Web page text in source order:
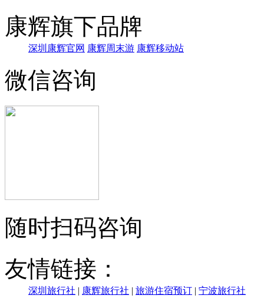
康辉旗下品牌
深圳康辉官网 康辉周末游 康辉移动站
微信咨询
随时扫码咨询
友情链接：
深圳旅行社 | 康辉旅行社 | 旅游住宿预订 | 宁波旅行社